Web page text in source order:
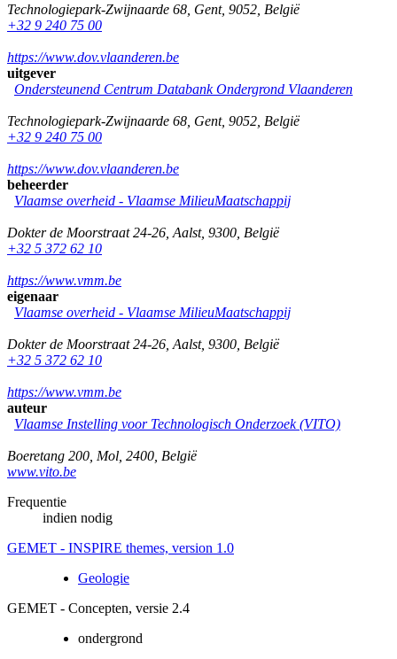
Technologiepark-Zwijnaarde 68 Gent, 9052 België
+32 9 240 75 00
https://www.dov.vlaanderen.be
uitgever
Ondersteunend Centrum Databank Ondergrond Vlaanderen
Technologiepark-Zwijnaarde 68 Gent, 9052 België
+32 9 240 75 00
https://www.dov.vlaanderen.be
beheerder
Vlaamse overheid - Vlaamse MilieuMaatschappij
Dokter de Moorstraat 24-26 Aalst, 9300 België
+32 5 372 62 10
https://www.vmm.be
eigenaar
Vlaamse overheid - Vlaamse MilieuMaatschappij
Dokter de Moorstraat 24-26 Aalst, 9300 België
+32 5 372 62 10
https://www.vmm.be
auteur
Vlaamse Instelling voor Technologisch Onderzoek (VITO)
Boeretang 200 Mol 2400 België
www.vito.be
Frequentie
indien nodig
GEMET - INSPIRE themes, version 1.0
Geologie
GEMET - Concepten, versie 2.4
ondergrond